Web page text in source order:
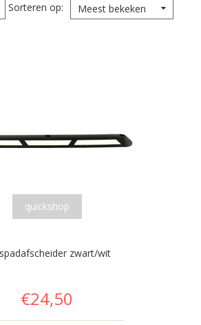
Sorteren op Meest bekeken
quickshop
zwart/wit
€24,50